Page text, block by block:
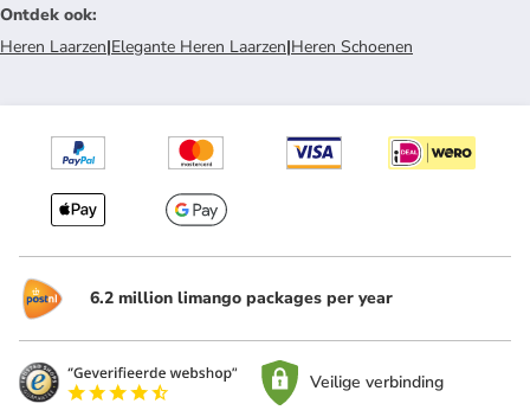
Ontdek ook:
Heren Laarzen|Elegante Heren Laarzen|Heren Schoenen
6.2 million limango packages per year
Veilige verbinding